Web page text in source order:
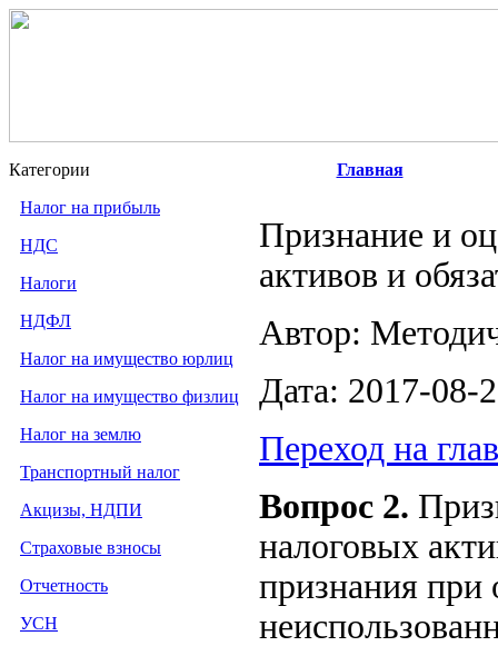
Категории
Налог на прибыль
НДС
Налоги
НДФЛ
Налог на имущество юрлиц
Налог на имущество физлиц
Налог на землю
Транспортный налог
Акцизы, НДПИ
Страховые взносы
Отчетность
УСН
Главная
Признание и
активов и
Автор:
Дата: 2017-08-
Переход на
Вопрос 2.
налоговых
признания при